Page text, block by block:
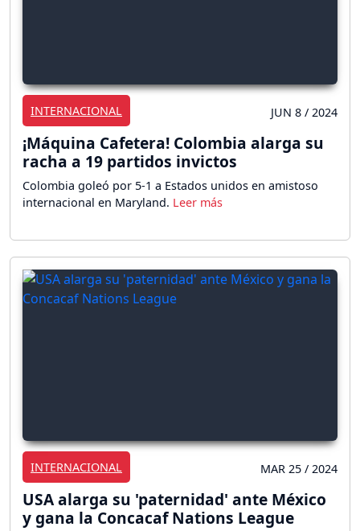
INTERNACIONAL JUN 8 / 2024
¡Máquina Cafetera! Colombia alarga su
racha a 19 partidos invictos
Colombia goleó por 5-1 a Estados unidos en amistoso
internacional en Maryland.
INTERNACIONAL MAR 25 / 2024
USA alarga su 'paternidad' ante México
y gana la Concacaf Nations League